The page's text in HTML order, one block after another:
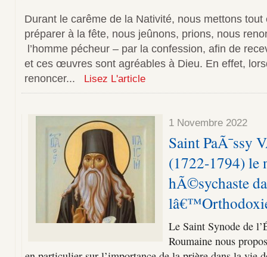
Durant le carême de la Nativité, nous mettons
préparer à la fête, nous jeûnons, prions, nous
l’homme pécheur – par la confession, afin de
et ces œuvres sont agréables à Dieu. En effet,
renoncer...
Lisez L'article
1 Novembre 2022
Saint PaÃ¯ssy
(1722-1794) le
hÃ©sychaste
Le Saint Synode de
Roumaine nous